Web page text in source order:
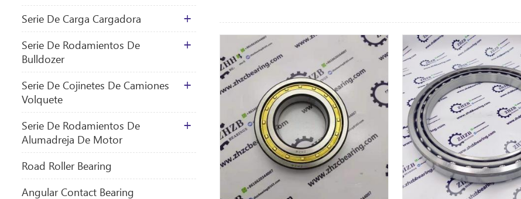
Serie De Carga Cargadora
Serie De Rodamientos De
Bulldozer
Serie De Cojinetes De Camiones
Volquete
Serie De Rodamientos De
Alumadreja De Motor
​Road Roller Bearing
Angular Contact Bearing